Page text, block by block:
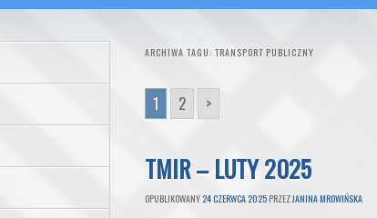
ARCHIWA TAGU: TRANSPORT PUBLICZNY
1 2 >
TMIR – LUTY 2025
OPUBLIKOWANY 24 CZERWCA 2025 PRZEZJANINA MROWIŃSKA